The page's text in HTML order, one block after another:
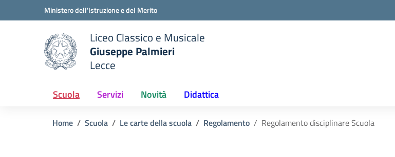
Vai ai contenuti
Vai al menu di navigazioneMinistero dell'Istruzione e del Merito
scuola
Liceo Classico e Musicale
Giuseppe Palmieri
Lecce
Scuola Servizi Novità Didattica
Home Scuola Le carte della scuola Regolamento Regolamento disciplinare Scuola